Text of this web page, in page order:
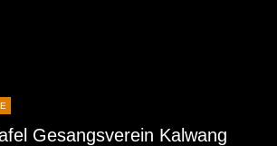
Gesangsverein Kalwang